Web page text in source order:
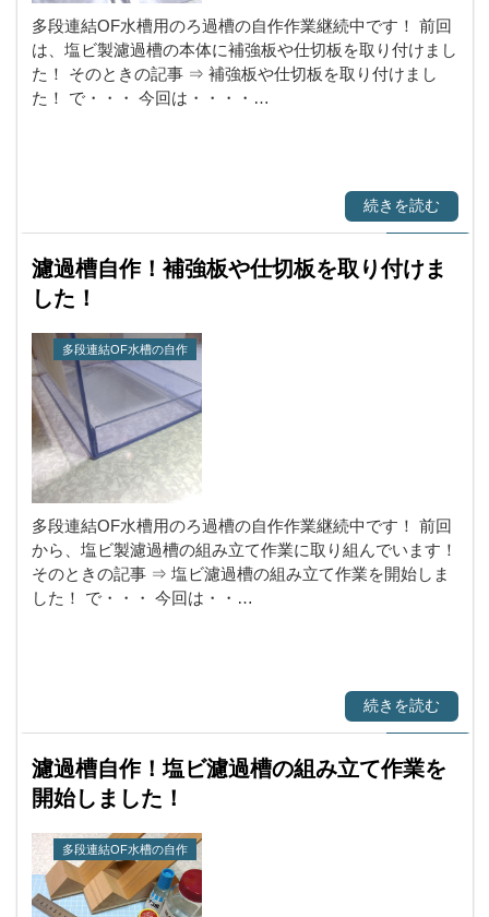
多段連結OF水槽用のろ過槽の自作作業継続中です！ 前回
は、塩ビ製濾過槽の本体に補強板や仕切板を取り付けまし
た！ そのときの記事 ⇒ 補強板や仕切板を取り付けまし
た！ で・・・ 今回は・・・・…
続きを読む
濾過槽自作！補強板や仕切板を取り付けま
した！
多段連結OF水槽の自作
多段連結OF水槽用のろ過槽の自作作業継続中です！ 前回
から、塩ビ製濾過槽の組み立て作業に取り組んでいます！
そのときの記事 ⇒ 塩ビ濾過槽の組み立て作業を開始しま
した！ で・・・ 今回は・・…
続きを読む
濾過槽自作！塩ビ濾過槽の組み立て作業を
開始しました！
多段連結OF水槽の自作